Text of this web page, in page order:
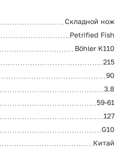
Складной нож
Petrified Fish
Böhler K110
215
90
3.8
59-61
127
G10
Китай